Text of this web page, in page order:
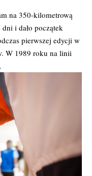
na 350-kilometrową
i dało początek
pierwszej edycji w
W 1989 roku na linii